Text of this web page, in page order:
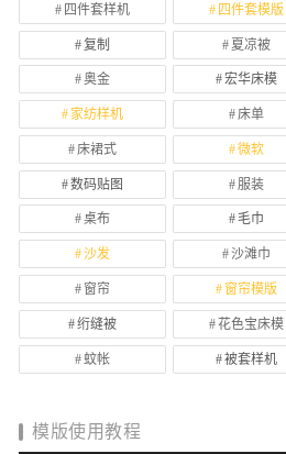
四件套样机 四件套模版
复制 夏凉被
奥金 宏华床模
家纺样机 床单
床裙式 微软
数码贴图 服装
桌布 毛巾
沙发 沙滩巾
窗帘 窗帘模版
绗缝被 花色宝床模
蚊帐 被套样机
模版使用教程